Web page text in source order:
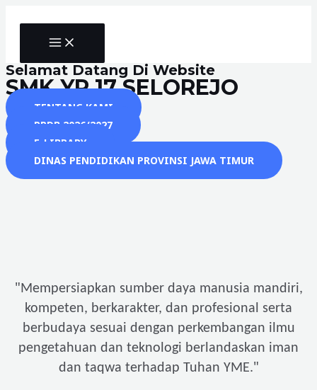
MAIN
MENU
Selamat Datang Di Website
SMK YP 17 SELOREJO
TENTANG KAMI
PPDB 2026/2027
E-LIBRARY
DINAS PENDIDIKAN PROVINSI JAWA TIMUR
"Mempersiapkan sumber daya manusia mandiri,
kompeten, berkarakter, dan profesional serta
berbudaya sesuai dengan perkembangan ilmu
pengetahuan dan teknologi berlandaskan iman
dan taqwa terhadap Tuhan YME."